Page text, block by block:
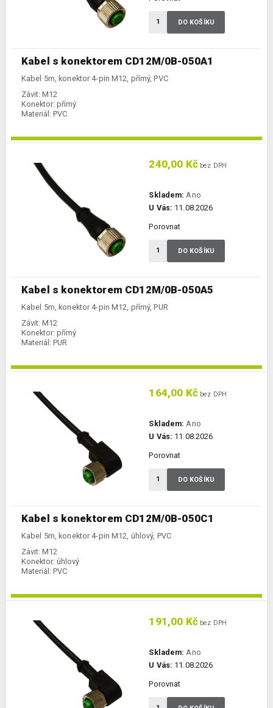
Kabel s konektorem CD12M/0B-050A1
Kabel 5m, konektor 4-pin M12, přímý, PVC
Závit: M12
Konektor: přímý
Materiál: PVC
DO KOŠÍKU
Kabel s konektorem CD12M/0B-050A5
Kabel 5m, konektor 4-pin M12, přímý, PUR
Závit: M12
Konektor: přímý
Materiál: PUR
240,00 Kč bez DPH
Skladem: Ano
U Vás: 11.08.2026
Porovnat
DO KOŠÍKU
Kabel s konektorem CD12M/0B-050C1
Kabel 5m, konektor 4-pin M12, úhlový, PVC
Závit: M12
Konektor: úhlový
Materiál: PVC
164,00 Kč bez DPH
Skladem: Ano
U Vás: 11.08.2026
Porovnat
DO KOŠÍKU
191,00 Kč bez DPH
Skladem: Ano
U Vás: 11.08.2026
Porovnat